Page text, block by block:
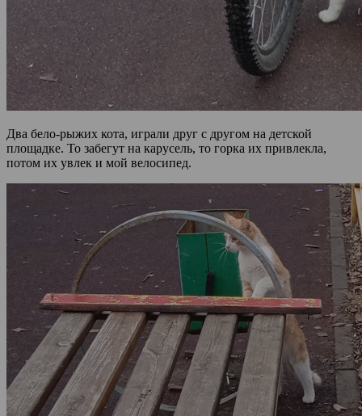
Два бело-рыжих кота, играли друг с другом на детской
площадке. То забегут на карусель, то горка их привлекла,
потом их увлек и мой велосипед.